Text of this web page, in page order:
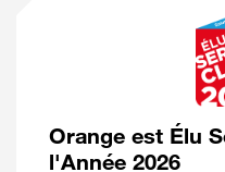
Orange est Élu
l'Année 2026